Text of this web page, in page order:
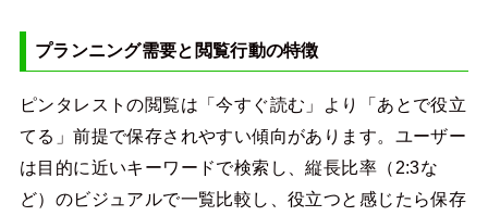
プランニング需要と閲覧行動の特徴
ピンタレストの閲覧は「今すぐ読む」より「あとで役立
てる」前提で保存されやすい傾向があります。ユーザー
は目的に近いキーワードで検索し、縦長比率（2:3な
ど）のビジュアルで一覧比較し、役立つと感じたら保存